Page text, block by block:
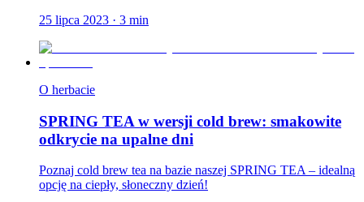
25 lipca 2023 · 3 min
O herbacie
SPRING TEA w wersji cold brew: smakowite
odkrycie na upalne dni
Poznaj cold brew tea na bazie naszej SPRING TEA – idealną
opcję na ciepły, słoneczny dzień!